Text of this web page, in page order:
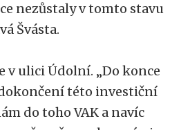
nezůstaly v tomto stavu
Švásta.
v ulici Údolní. „Do konce
této investiční
do toho VAK a navíc